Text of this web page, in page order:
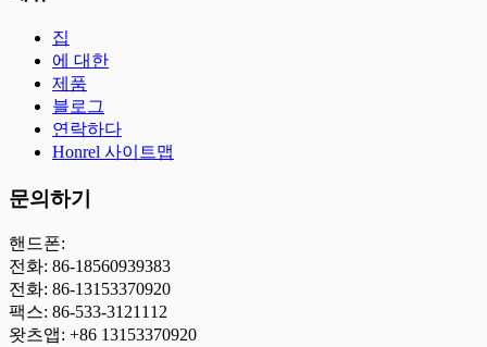
집
에 대한
제품
블로그
연락하다
Honrel 사이트맵
문의하기
핸드폰:
전화: 86-18560939383
전화: 86-13153370920
팩스: 86-533-3121112
왓츠앱: +86 13153370920